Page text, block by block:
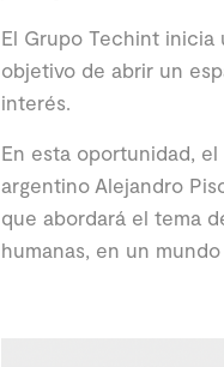
El Grupo Techint inicia
objetivo de abrir un
interés.
En esta oportunidad,
argentino Alejandro
que abordará el tema
humanas, en un